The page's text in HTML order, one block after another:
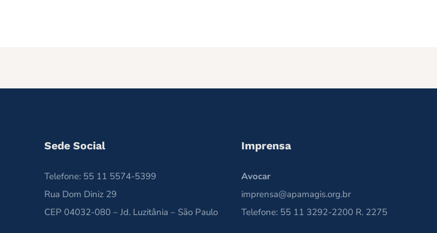
Sede Social
Telefone: 55 11 5574-5399
Rua Dom Diniz 29
CEP 04032-080 – Jd. Luzitânia – São Paulo
Imprensa
Avocar
imprensa@apamagis.org.br
Telefone: 55 11 3292-2200 R. 2275